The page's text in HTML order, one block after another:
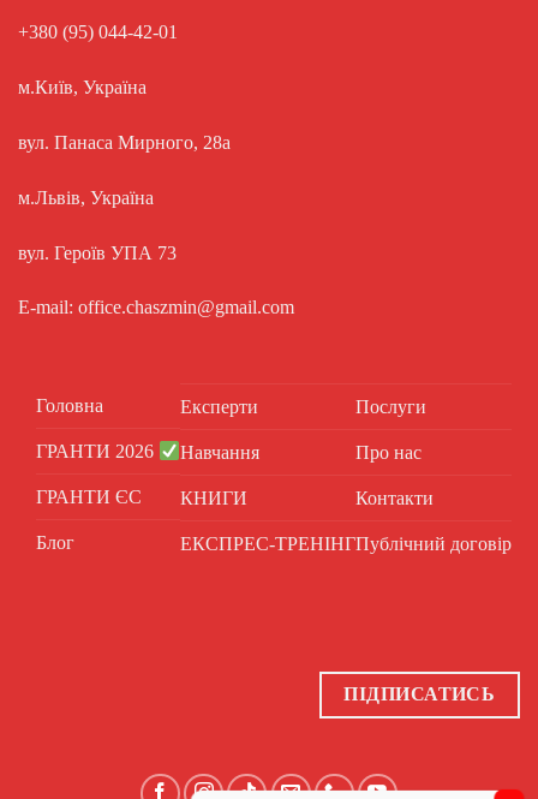
+380 (95) 044-42-01
м.Київ, Україна
вул. Панаса Мирного, 28а
м.Львів, Україна
вул. Героїв УПА 73
E-mail: office.chaszmin@gmail.com
Головна
ГРАНТИ 2026
ГРАНТИ ЄС
Блог
Експерти
Навчання
КНИГИ
ЕКСПРЕС-ТРЕНІНГ
Послуги
Про нас
Контакти
Публічний договір
ПІДПИСАТИСЬ